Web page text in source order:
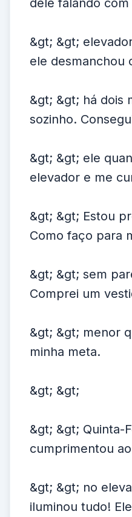
dele falando
&gt; &gt;
ele desmanchou
&gt; &gt; há dois
sozinho.
&gt; &gt; ele
elevador e me
&gt; &gt; Estou
Como faço para
&gt; &gt; sem
Comprei um
&gt; &gt; menor
minha meta.
&gt; &gt;
&gt; &gt; Quinta-
cumprimentou
&gt; &gt; no
iluminou tudo!